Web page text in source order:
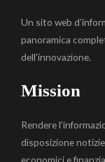
Un sito web
panoramica
dell’innovazione.
Mission
Rendere
disposizione